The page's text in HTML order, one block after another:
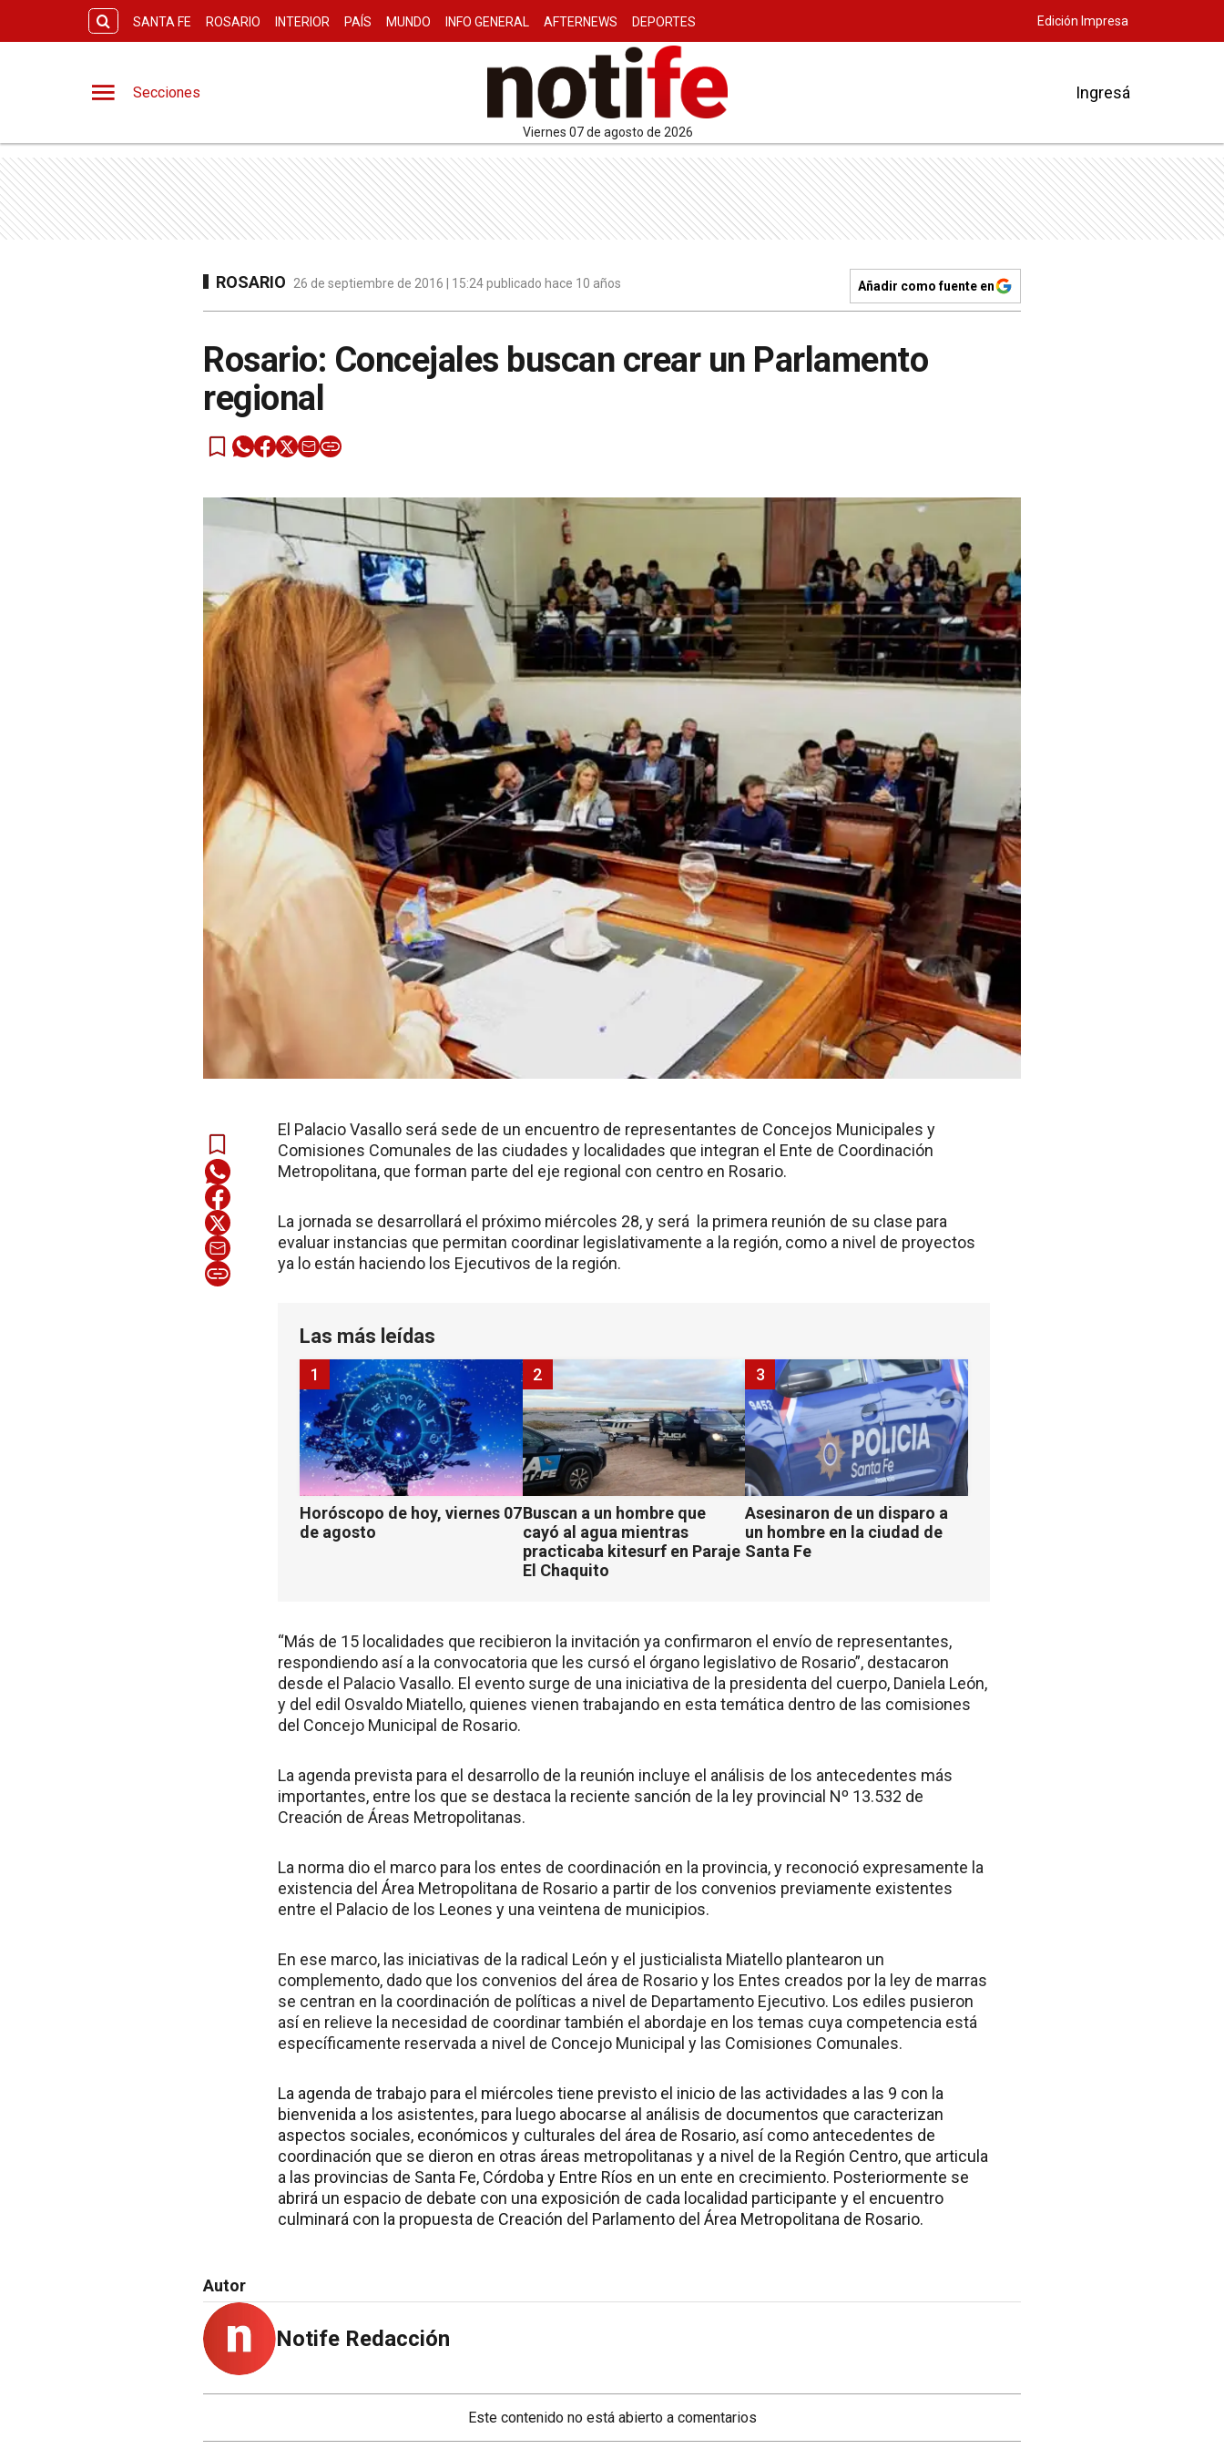
SANTA FE ROSARIO INTERIOR PAÍS MUNDO INFO GENERAL AFTERNEWS DEPORTES Edición Impresa
Secciones
viernes 07 de agosto de 2026
Ingresá
ROSARIO 26 de septiembre de 2016 | 15:24 publicado hace 10 años Añadir como fuente en
Rosario: Concejales buscan crear un Parlamento
regional
El Palacio Vasallo será sede de un encuentro de representantes de Concejos Municipales y
Comisiones Comunales de las ciudades y localidades que integran el Ente de Coordinación
Metropolitana, que forman parte del eje regional con centro en Rosario.
La jornada se desarrollará el próximo miércoles 28, y será la primera reunión de su clase para
evaluar instancias que permitan coordinar legislativamente a la región, como a nivel de proyectos
ya lo están haciendo los Ejecutivos de la región.
Las más leídas
Horóscopo de hoy, viernes 07
de agosto
1
Buscan a un hombre que
cayó al agua mientras
practicaba kitesurf en Paraje
El Chaquito
2
Asesinaron de un disparo a
un hombre en la ciudad de
Santa Fe
3
“Más de 15 localidades que recibieron la invitación ya confirmaron el envío de representantes,
respondiendo así a la convocatoria que les cursó el órgano legislativo de Rosario”, destacaron
desde el Palacio Vasallo. El evento surge de una iniciativa de la presidenta del cuerpo, Daniela León,
y del edil Osvaldo Miatello, quienes vienen trabajando en esta temática dentro de las comisiones
del Concejo Municipal de Rosario.
La agenda prevista para el desarrollo de la reunión incluye el análisis de los antecedentes más
importantes, entre los que se destaca la reciente sanción de la ley provincial Nº 13.532 de
Creación de Áreas Metropolitanas.
La norma dio el marco para los entes de coordinación en la provincia, y reconoció expresamente la
existencia del Área Metropolitana de Rosario a partir de los convenios previamente existentes
entre el Palacio de los Leones y una veintena de municipios.
En ese marco, las iniciativas de la radical León y el justicialista Miatello plantearon un
complemento, dado que los convenios del área de Rosario y los Entes creados por la ley de marras
se centran en la coordinación de políticas a nivel de Departamento Ejecutivo. Los ediles pusieron
así en relieve la necesidad de coordinar también el abordaje en los temas cuya competencia está
específicamente reservada a nivel de Concejo Municipal y las Comisiones Comunales.
La agenda de trabajo para el miércoles tiene previsto el inicio de las actividades a las 9 con la
bienvenida a los asistentes, para luego abocarse al análisis de documentos que caracterizan
aspectos sociales, económicos y culturales del área de Rosario, así como antecedentes de
coordinación que se dieron en otras áreas metropolitanas y a nivel de la Región Centro, que articula
a las provincias de Santa Fe, Córdoba y Entre Ríos en un ente en crecimiento. Posteriormente se
abrirá un espacio de debate con una exposición de cada localidad participante y el encuentro
culminará con la propuesta de Creación del Parlamento del Área Metropolitana de Rosario.
Autor
Notife Redacción
Este contenido no está abierto a comentarios